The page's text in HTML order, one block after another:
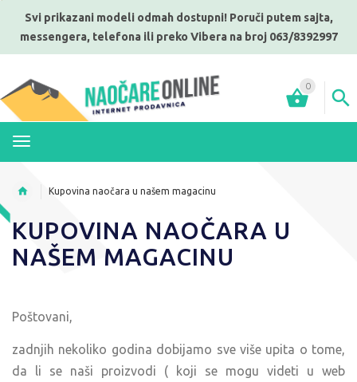
Svi prikazani modeli odmah dostupni! Poruči putem sajta,
messengera, telefona ili preko Vibera na broj 063/8392997
0
Kupovina naočara u našem magacinu
KUPOVINA NAOČARA U
NAŠEM MAGACINU
Poštovani,
zadnjih nekoliko godina dobijamo sve više upita o tome,
da li se naši proizvodi ( koji se mogu videti u web